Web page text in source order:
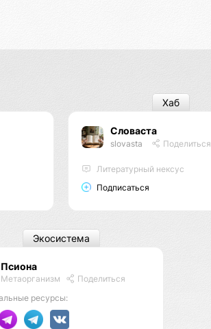
Словаста
slovasta Поделиться
Литературный нексус
Подписаться
Хаб
Псиона
Метаорганизм
Поделиться
ресурсы:
Экосистема